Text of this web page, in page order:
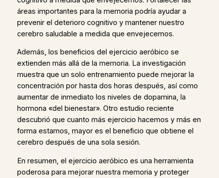
áreas importantes para la memoria podría ayudar a
prevenir el deterioro cognitivo y mantener nuestro
cerebro saludable a medida que envejecemos.
Además, los beneficios del ejercicio aeróbico se
extienden más allá de la memoria. La investigación
muestra que un solo entrenamiento puede mejorar la
concentración por hasta dos horas después, así como
aumentar de inmediato los niveles de dopamina, la
hormona «del bienestar». Otro estudio reciente
descubrió que cuanto más ejercicio hacemos y más en
forma estamos, mayor es el beneficio que obtiene el
cerebro después de una sola sesión.
En resumen, el ejercicio aeróbico es una herramienta
poderosa para mejorar nuestra memoria y proteger